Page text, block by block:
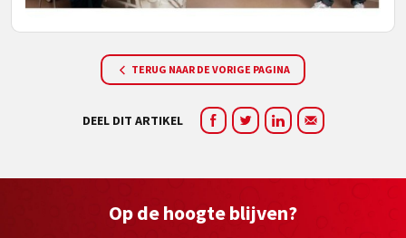
TERUG NAAR DE VORIGE PAGINA
DEEL DIT ARTIKEL
Op de hoogte blijven?